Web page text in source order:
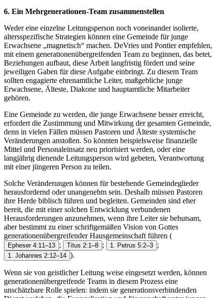
6. Ein Mehrgenerationen-Team zusammenstellen
Weder eine einzelne Leitungsperson noch voneinander isolierte,
altersspezifische Strategien können eine Gemeinde für junge
Erwachsene „magnetisch“ machen. DeVries und Pontier empfehlen,
mit einem generationenübergreifenden Team zu beginnen, das betet,
Beziehungen aufbaut, diese Arbeit langfristig fördert und seine
jeweiligen Gaben für diese Aufgabe einbringt. Zu diesem Team
sollten engagierte ehrenamtliche Leiter, maßgebliche junge
Erwachsene, Älteste, Diakone und hauptamtliche Mitarbeiter
gehören.
Eine Gemeinde zu werden, die junge Erwachsene besser erreicht,
erfordert die Zustimmung und Mitwirkung der gesamten Gemeinde,
denn in vielen Fällen müssen Pastoren und Älteste systemische
Veränderungen anstoßen. So könnten beispielsweise finanzielle
Mittel und Personaleinsatz neu priorisiert werden, oder eine
langjährig dienende Leitungsperson wird gebeten, Verantwortung
mit einer jüngeren Person zu teilen.
Solche Veränderungen können für bestehende Gemeindeglieder
herausfordernd oder unangenehm sein. Deshalb müssen Pastoren
ihre Herde biblisch führen und begleiten. Gemeinden sind eher
bereit, die mit einer solchen Entwicklung verbundenen
Herausforderungen anzunehmen, wenn ihre Leiter sie behutsam,
aber bestimmt zu einer schriftgemäßen Vision von Gottes
generationenübergreifender Hausgemeinschaft führen (
Epheser 4:11–13 ; Titus 2:1–8 ; 1. Petrus 5:2–3 ;
1. Johannes 2:12–14 ).
Wenn sie von geistlicher Leitung weise eingesetzt werden, können
generationenübergreifende Teams in diesem Prozess eine
unschätzbare Rolle spielen: indem sie generationsverbindenden